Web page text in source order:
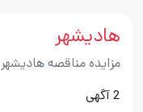
هادیشهر
مزایده مناقصه هادیشهر
2 آگهی